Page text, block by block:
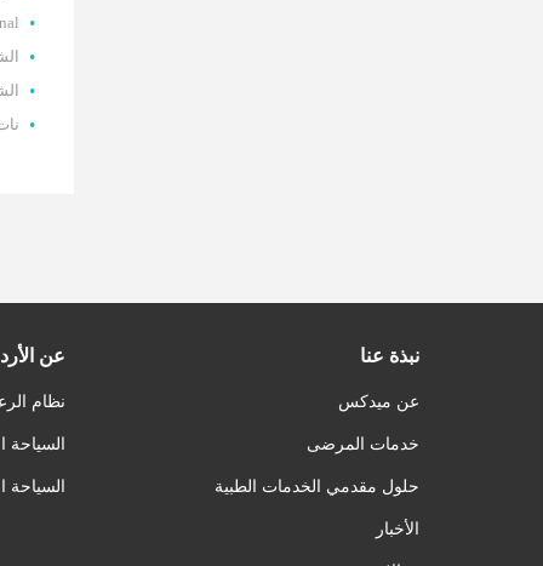
نبذة عنا
عن ميدكس
خدمات المرضى
حلول مقدمي الخدمات الطبية
الأخبار
عن
نظام
السياحة
السياحة